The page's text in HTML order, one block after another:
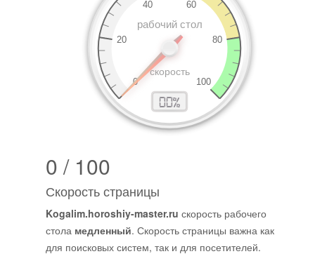
0 / 100
Скорость страницы
Kogalim.horoshiy-master.ru скорость рабочего
стола медленный. Скорость страницы важна как
для поисковых систем, так и для посетителей.